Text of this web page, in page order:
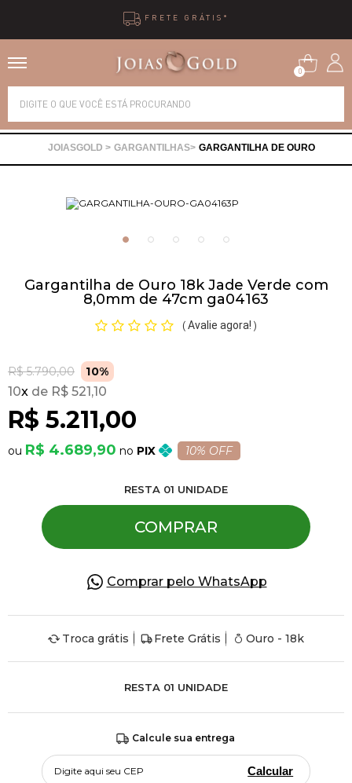
0
GARGANTILHAS GARGANTILHA DE OURO
Gargantilha de Ouro 18k Jade Verde com
8,0mm de 47cm ga04163
( Avalie agora! )
R$ 5.790,00 10%
R$ 5.211,00
10x R$ 521,10
R$ 4.689,90 PIX 10% OFF
RESTA 01 UNIDADE
COMPRAR
Comprar pelo WhatsApp
Troca grátis Frete Grátis Ouro - 18k
RESTA 01 UNIDADE
Calcule sua entrega
Calcular
Alianças
Brincos
Gargantilhas
Pulseiras
Piercing
Pedras Preciosas
Presente
OFERTAS